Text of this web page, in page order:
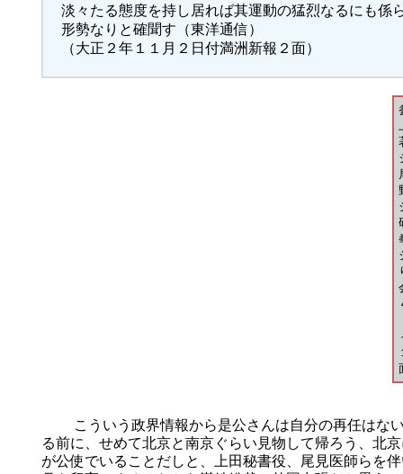
淡々たる態度を持し居れば其運動の猛烈なるにも係
形勢なりと確聞す（東洋通信）
（大正２年１１月２日付満洲新報２面）
こういう政界情報から是公さんは自分の再任はない
る前に、せめて北京と南京ぐらい見物して帰ろう、北
が公使でいることだしと、上田秘書役、尾見医師らを